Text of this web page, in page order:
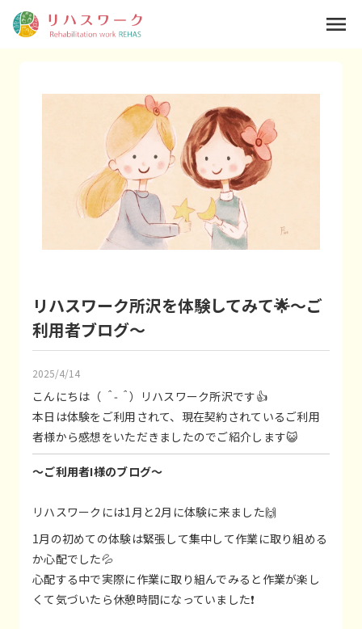
リハスワーク所沢を体験してみて🌟～ご
利用者ブログ～
2025/4/14
こんにちは（ ＾-＾）リハスワーク所沢です👍
本日は体験をご利用されて、現在契約されているご利用
者様から感想をいただきましたのでご紹介します😺
～ご利用者I様のブログ～
リハスワークには1月と2月に体験に来ました🙌
1月の初めての体験は緊張して集中して作業に取り組める
か心配でした💦
心配する中で実際に作業に取り組んでみると作業が楽し
くて気づいたら休憩時間になっていました❗
menu